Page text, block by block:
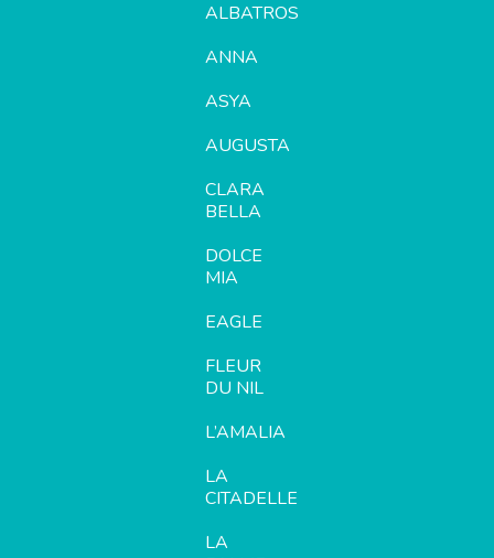
ALBATROS
ANNA
ASYA
AUGUSTA
CLARA
BELLA
DOLCE
MIA
EAGLE
FLEUR
DU NIL
L’AMALIA
LA
CITADELLE
LA